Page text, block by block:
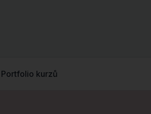
Portfolio kurzů